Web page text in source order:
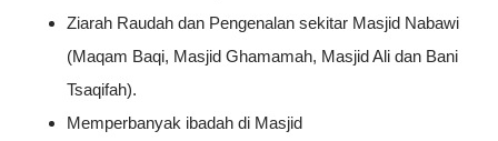
Ziarah Raudah dan Pengenalan sekitar Masjid Nabawi
(Maqam Baqi, Masjid Ghamamah, Masjid Ali dan Bani
Tsaqifah).
Memperbanyak ibadah di Masjid